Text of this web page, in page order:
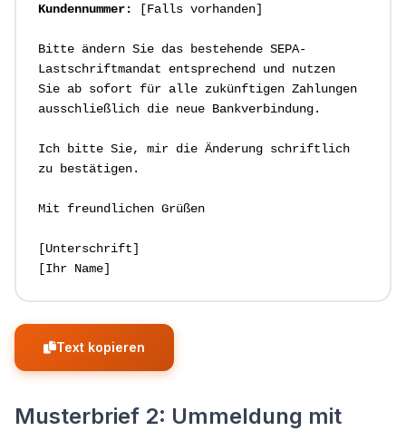
Kundennummer:
[Falls vorhanden]
Bitte ändern Sie das bestehende SEPA-
Lastschriftmandat entsprechend und nutzen
Sie ab sofort für alle zukünftigen Zahlungen
ausschließlich die neue Bankverbindung.
Ich bitte Sie, mir die Änderung schriftlich
zu bestätigen.
Mit freundlichen Grüßen
[Unterschrift]
Text kopieren
Musterbrief 2: Ummeldung mit